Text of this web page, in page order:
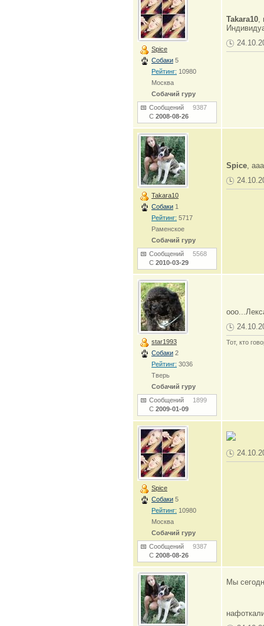
Spice
Собаки 5
Рейтинг: 10980
Москва
Собачий гуру
Сообщений 9387
С 2008-08-26
Takara10,
Takara10
Собаки 1
Рейтинг: 5717
Раменское
Собачий гуру
Сообщений 5568
С 2010-03-29
Spice,
star1993
Собаки 2
Рейтинг: 3036
Тверь
Собачий гуру
Сообщений 1899
С 2009-01-09
Тот, кто
Spice
Собаки 5
Рейтинг: 10980
Москва
Собачий гуру
Сообщений 9387
С 2008-08-26
Мы